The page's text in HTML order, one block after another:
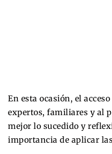
En esta ocasión, el
expertos, familiares y al
mejor lo sucedido y
importancia de aplicar